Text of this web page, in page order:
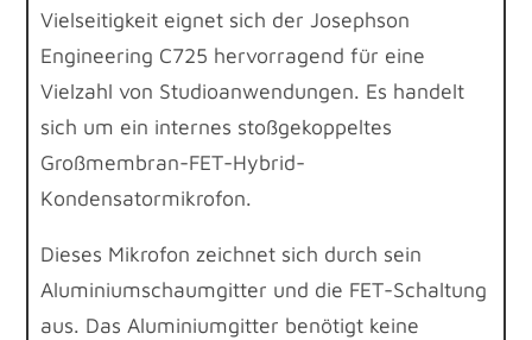
Vielseitigkeit eignet sich der Josephson
Engineering C725 hervorragend für eine
Vielzahl von Studioanwendungen. Es handelt
sich um ein internes stoßgekoppeltes
Großmembran-FET-Hybrid-
Kondensatormikrofon.
Dieses Mikrofon zeichnet sich durch sein
Aluminiumschaumgitter und die FET-Schaltung
aus. Das Aluminiumgitter benötigt keine